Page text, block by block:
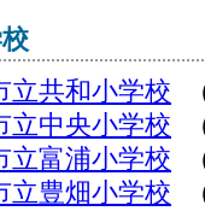
立共和小学校
立中央小学校
立富浦小学校
立豊畑小学校